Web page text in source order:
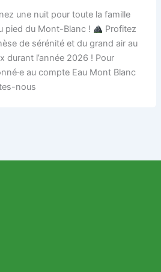
une nuit pour toute la famille
pied du Mont-Blanc !
Profitez
de sérénité et du grand air au
durant l’année 2026 ! Pour
au compte Eau Mont Blanc
nous